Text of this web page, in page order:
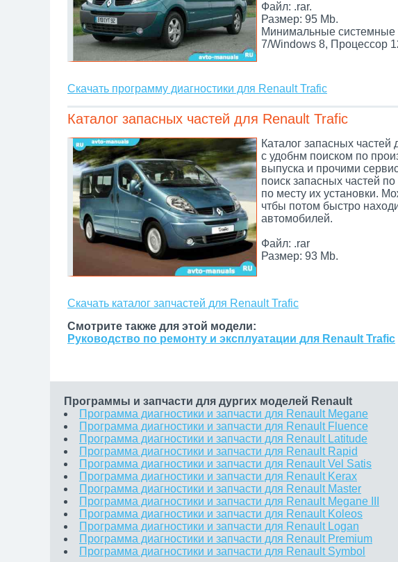
Файл: .rar.
Размер: 95 Mb.
Минимальные системные
7/Windows 8, Процессор
Скачать программу диагностики для Renault Trafic
Каталог запасных частей для Renault Trafic
Каталог запасных
с удобнм поиском по
выпуска и прочими
поиск запасных частей
по месту их установки.
чтбы потом быстро
автомобилей.
Файл: .rar
Размер: 93 Mb.
Скачать каталог запчастей для Renault Trafic
Смотрите также для этой модели:
Руководство по ремонту и эксплуатации для Renault Trafic
Программы и запчасти для дургих моделей Renault
Программа диагностики и запчасти для Renault Megane
Программа диагностики и запчасти для Renault Fluence
Программа диагностики и запчасти для Renault Latitude
Программа диагностики и запчасти для Renault Rapid
Программа диагностики и запчасти для Renault Vel Satis
Программа диагностики и запчасти для Renault Kerax
Программа диагностики и запчасти для Renault Master
Программа диагностики и запчасти для Renault Megane III
Программа диагностики и запчасти для Renault Koleos
Программа диагностики и запчасти для Renault Logan
Программа диагностики и запчасти для Renault Premium
Программа диагностики и запчасти для Renault Symbol